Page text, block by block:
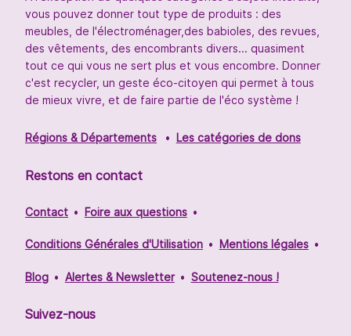
vous pouvez donner tout type de produits : des
meubles, de l'électroménager,des babioles, des revues,
des vêtements, des encombrants divers... quasiment
tout ce qui vous ne sert plus et vous encombre. Donner
c'est recycler, un geste éco-citoyen qui permet à tous
de mieux vivre, et de faire partie de l'éco système !
Régions & Départements Les catégories de dons
Restons en contact
Contact Foire aux questions
Conditions Générales d'Utilisation Mentions légales
Blog Alertes & Newsletter Soutenez-nous !
Suivez-nous